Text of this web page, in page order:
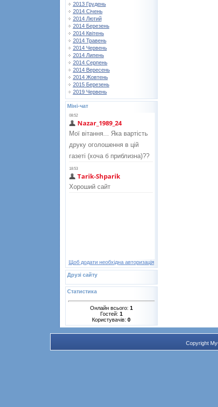
2013 Грудень
2014 Січень
2014 Лютий
2014 Березень
2014 Квітень
2014 Травень
2014 Червень
2014 Липень
2014 Серпень
2014 Вересень
2014 Жовтень
2015 Березень
2019 Червень
Міні-чат
Щоб додати необхідна авторизація
Друзі сайту
Статистика
Онлайн всього: 1
Гостей: 1
Користувачів: 0
Copyright